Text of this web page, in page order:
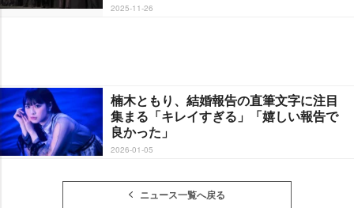
2025-11-26
楠木ともり、結婚報告の直筆文字に注目
集まる「キレイすぎる」「嬉しい報告で
良かった」
2026-01-05
ニュース一覧へ戻る